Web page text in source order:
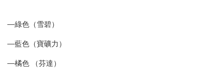
—綠色（雪碧）
—藍色（寶礦力）
—橘色 （芬達）